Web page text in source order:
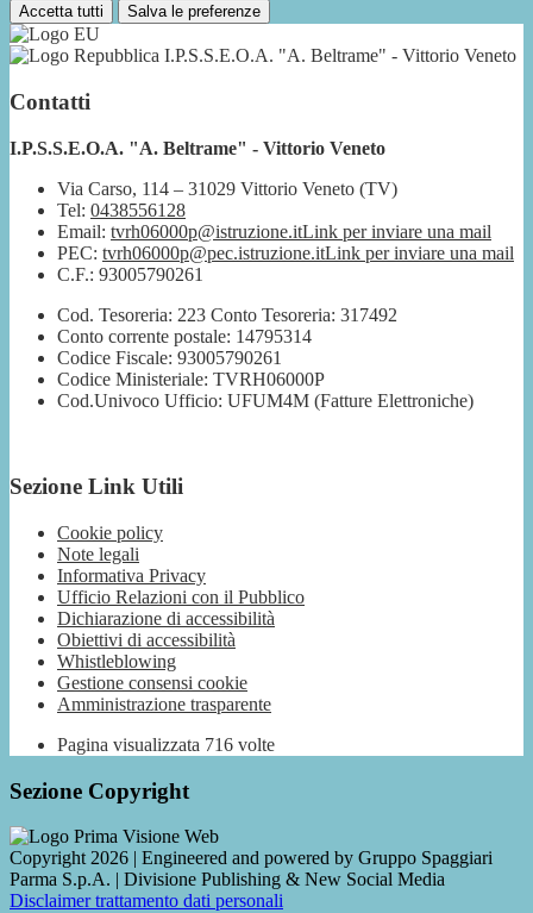
Accetta tutti Salva le preferenze
I.P.S.S.E.O.A. "A. Beltrame" - Vittorio Veneto
Contatti
I.P.S.S.E.O.A. "A. Beltrame" - Vittorio Veneto
Via Carso, 114 – 31029 Vittorio Veneto (TV)
Tel: 0438556128
Email: tvrh06000p@istruzione.itLink per inviare una mail
PEC: tvrh06000p@pec.istruzione.itLink per inviare una mail
C.F.: 93005790261
Cod. Tesoreria: 223 Conto Tesoreria: 317492
Conto corrente postale: 14795314
Codice Fiscale: 93005790261
Codice Ministeriale: TVRH06000P
Cod.Univoco Ufficio: UFUM4M (Fatture Elettroniche)
Sezione Link Utili
Cookie policy
Note legali
Informativa Privacy
Ufficio Relazioni con il Pubblico
Dichiarazione di accessibilità
Obiettivi di accessibilità
Whistleblowing
Gestione consensi cookie
Amministrazione trasparente
Pagina visualizzata 716 volte
Sezione Copyright
Copyright 2026 | Engineered and powered by Gruppo Spaggiari
Parma S.p.A. | Divisione Publishing & New Social Media
Disclaimer trattamento dati personali